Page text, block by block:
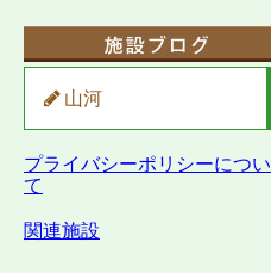
山河
プライバシーポリシーについ
て
関連施設